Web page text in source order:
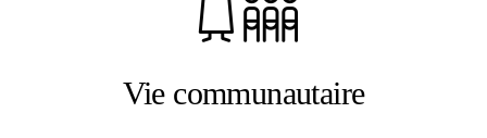
Vie communautaire